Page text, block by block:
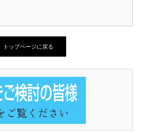
トップページに戻る